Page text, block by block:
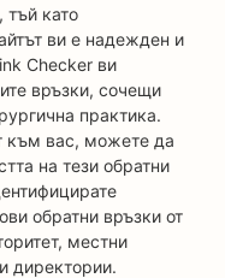
тъй като
ви е надежден и
Checker ви
връзки, сочещи
практика.
към вас, можете да
на тези обратни
обратни връзки от
местни
директории.